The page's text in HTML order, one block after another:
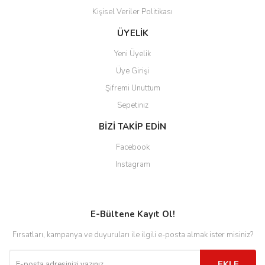
Kişisel Veriler Politikası
ÜYELİK
Yeni Üyelik
Üye Girişi
Şifremi Unuttum
Sepetiniz
BİZİ TAKİP EDİN
Facebook
Instagram
E-Bültene Kayıt Ol!
Fırsatları, kampanya ve duyuruları ile ilgili e-posta almak ister misiniz?